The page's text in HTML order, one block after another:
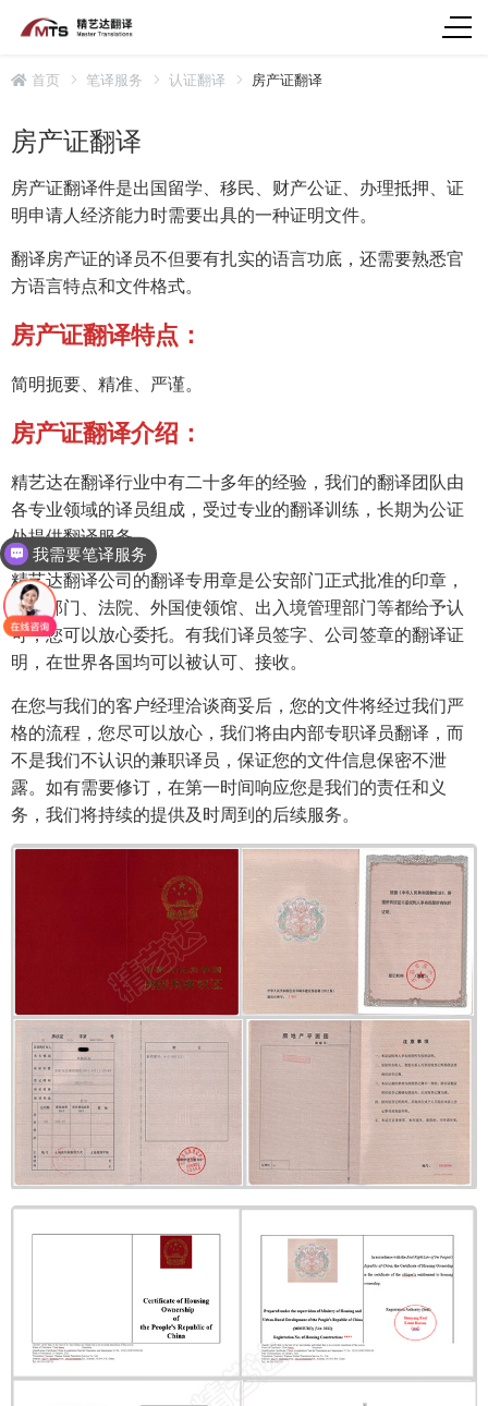
首页 笔译服务 认证翻译 房产证翻译
房产证翻译
房产证翻译件是出国留学、移民、财产公证、办理抵押、证
明申请人经济能力时需要出具的一种证明文件。
翻译房产证的译员不但要有扎实的语言功底，还需要熟悉官
方语言特点和文件格式。
房产证翻译特点：
简明扼要、精准、严谨。
房产证翻译介绍：
精艺达在翻译行业中有二十多年的经验，我们的翻译团队由
各专业领域的译员组成，受过专业的翻译训练，长期为公证
处提供翻译服务。
精艺达翻译公司的翻译专用章是公安部门正式批准的印章，
政府部门、法院、外国使领馆、出入境管理部门等都给予认
可，您可以放心委托。有我们译员签字、公司签章的翻译证
明，在世界各国均可以被认可、接收。
在您与我们的客户经理洽谈商妥后，您的文件将经过我们严
格的流程，您尽可以放心，我们将由内部专职译员翻译，而
不是我们不认识的兼职译员，保证您的文件信息保密不泄
露。如有需要修订，在第一时间响应您是我们的责任和义
务，我们将持续的提供及时周到的后续服务。
我需要笔译服务